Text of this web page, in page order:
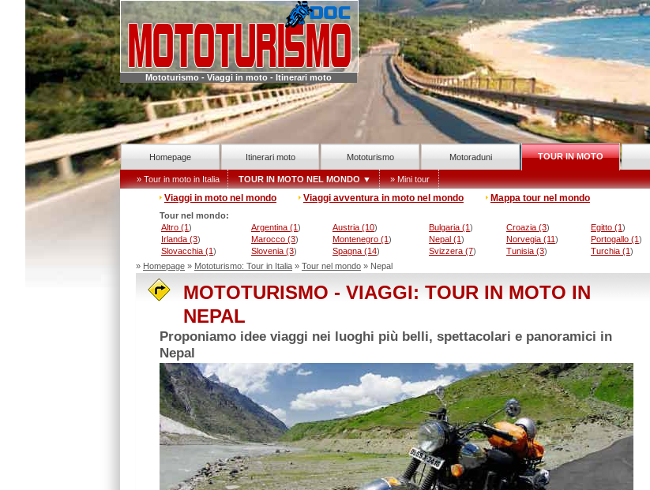
Mototurismo - Viaggi in moto - Itinerari moto
Homepage Itinerari moto Mototurismo Motoraduni TOUR IN MOTO
» Tour in moto in Italia TOUR IN MOTO NEL MONDO ▼ » Mini tour
Viaggi in moto nel mondo Viaggi avventura in moto nel mondo Mappa tour nel mondo
Tour nel mondo:
Altro (1) Argentina (1) Austria (10) Bulgaria (1) Croazia (3) Egitto (1)
Irlanda (3) Marocco (3) Montenegro (1) Nepal (1) Norvegia (11) Portogallo (1)
Slovacchia (1) Slovenia (3) Spagna (14) Svizzera (7) Tunisia (3) Turchia (1)
» Homepage» Mototurismo: Tour in Italia» Tour nel mondo» Nepal
MOTOTURISMO - VIAGGI: TOUR IN MOTO IN
NEPAL
Proponiamo idee viaggi nei luoghi più belli, spettacolari e panoramici in
Nepal